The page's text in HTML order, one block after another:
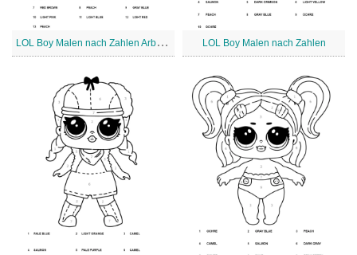
L
OL Boy Malen nach Zahlen Arbeitsblatt LOL Boy Malen nach Zahlen